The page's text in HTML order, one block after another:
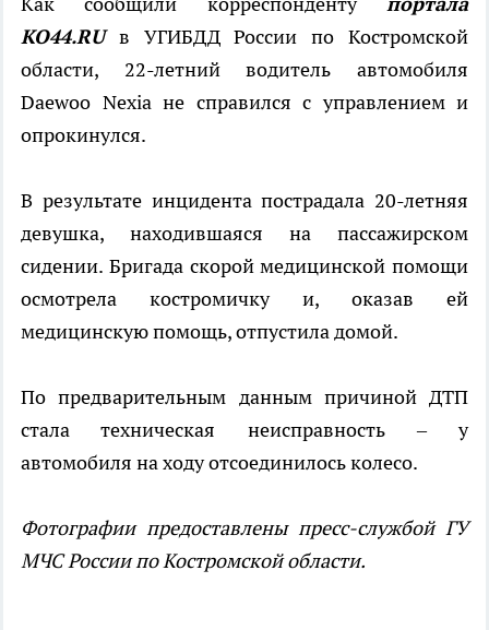
КО44.RUв УГИБДД России по Костромской
области, 22-летний водитель автомобиля
Daewoo Nexia не справился с управлением и
опрокинулся.
В результате инцидента пострадала 20-летняя
девушка, находившаяся на пассажирском
сидении. Бригада скорой медицинской помощи
осмотрела костромичку и, оказав ей
медицинскую помощь, отпустила домой.
По предварительным данным причиной ДТП
стала техническая неисправность – у
автомобиля на ходу отсоединилось колесо.
Фотографии предоставлены пресс-службой ГУ
МЧС России по Костромской области.